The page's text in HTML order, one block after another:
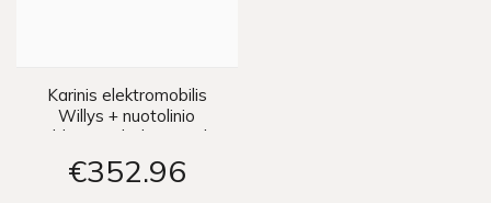
Karinis elektromobilis
Willys + nuotolinio
valdymo pultelis - smėlio
spalvos
€352 96